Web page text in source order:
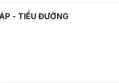
- TIỂU ĐƯỜNG